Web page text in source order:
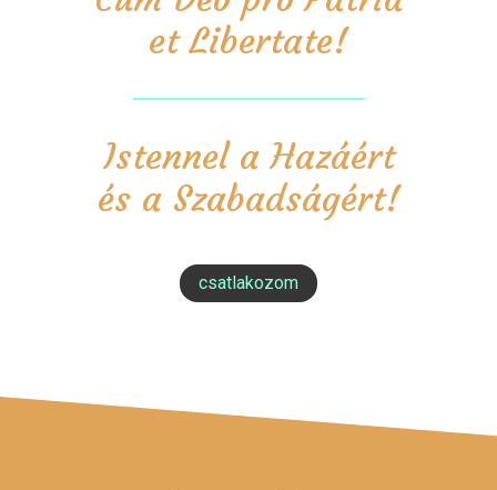
et Libertate!
Istennel a Hazáért
és a Szabadságért!
csatlakozom